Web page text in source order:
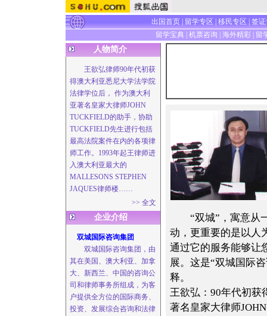
出国首页 留学专区 移民专区
签
留学宝典 机票咨询 海外精彩 留
人物简介
王欲弘律师90年代初获
得澳大利亚悉尼大学法学院
法律学位后， 作为澳大利
亚著名皇家大律师JOHN
TUCKFIELD的助手，协助
TUCKFIELD先生进行包括
最高法院案件在内的各项律
师工作。1993年起王律师进
入澳大利亚最大的
MALLESONS STEPHEN
JAQUES律师楼……
>> 全文
企业介绍
双城国际咨询集团
双城国际咨询集团，由
其在美国、澳大利亚、加拿
大、新西兰、中国的咨询公
司和律师事务所组成，为客
户提供全方位的国际商务、
投资、发展综合咨询和法律
“双城”，寓意从一
动，更重要的是以人
通过它的服务能够让
展。这是“双城国际
释。
王欲弘：90年代初获
著名皇家大律师